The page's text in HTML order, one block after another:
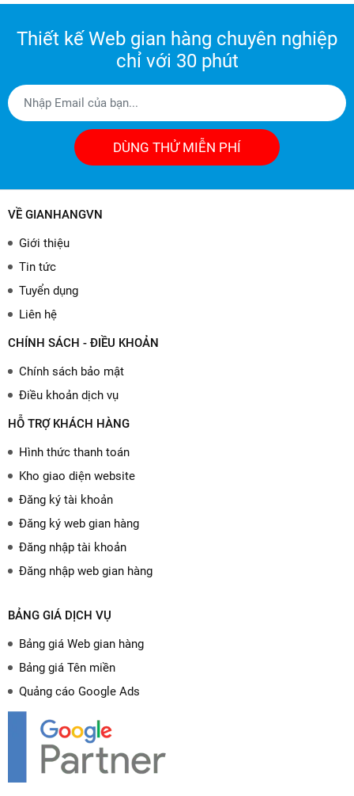
Thiết kế Web gian hàng chuyên nghiệp
chỉ với 30 phút
DÙNG THỬ MIỄN PHÍ
VỀ GIANHANGVN
Giới thiệu
Tin tức
Tuyển dụng
Liên hệ
CHÍNH SÁCH - ĐIỀU KHOẢN
Chính sách bảo mật
Điều khoản dịch vụ
HỖ TRỢ KHÁCH HÀNG
Hình thức thanh toán
Kho giao diện website
Đăng ký tài khoản
Đăng ký web gian hàng
Đăng nhập tài khoản
Đăng nhập web gian hàng
BẢNG GIÁ DỊCH VỤ
Bảng giá Web gian hàng
Bảng giá Tên miền
Quảng cáo Google Ads